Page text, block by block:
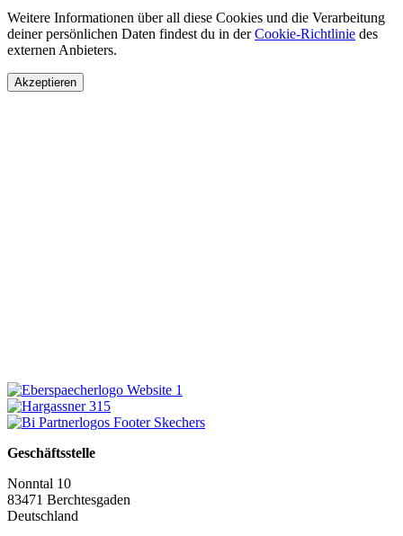
Weitere Informationen über all diese Cookies und die Verarbeitung
deiner persönlichen Daten findest du in derCookie-Richtlinie des
externen Anbieters.
Akzeptieren
Geschäftsstelle
Nonntal 10
83471 Berchtesgaden
Deutschland